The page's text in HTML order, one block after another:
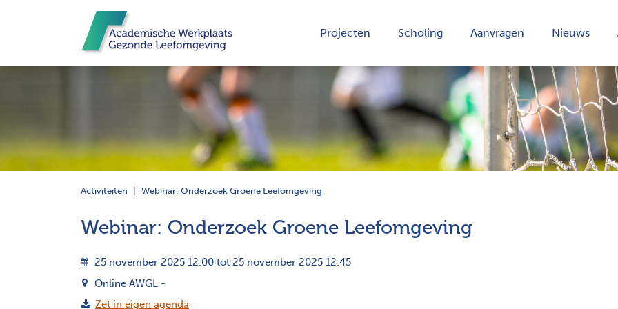
Projecten Scholing Aanvragen Nieuws
Activiteiten Webinar: Onderzoek Groene Leefomgeving
Webinar: Onderzoek Groene Leefomgeving
25 november 2025 12:00 tot 25 november 2025 12:45
Online AWGL -
Zet in eigen agenda